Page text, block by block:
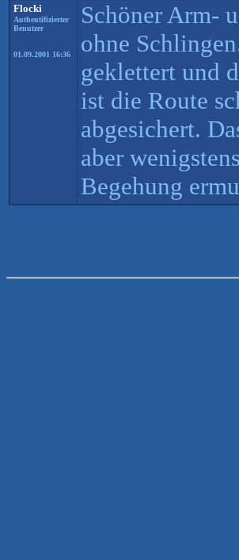
Flocki
Authentifizierter
Benutzer
01.09.2001 16:36
Schöner Arm-
ohne
geklettert und
ist die Route
abgesichert.
aber
Begehung